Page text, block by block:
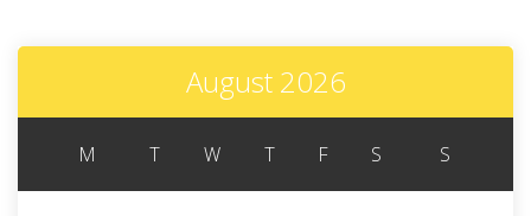
August 2026
M T W T F S S